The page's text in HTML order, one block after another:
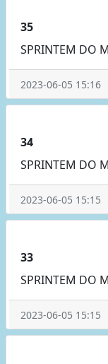
35
SPRINTEM DO
2023-06-05 15:16
34
SPRINTEM DO
2023-06-05 15:15
33
SPRINTEM DO
2023-06-05 15:15